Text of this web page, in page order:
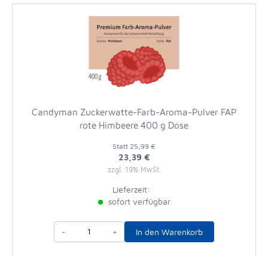
Candyman Zuckerwatte-Farb-Aroma-Pulver FAP
rote Himbeere 400 g Dose
Statt 25,99 €
23,39 €
zzgl. 19% MwSt.
Lieferzeit:
sofort verfügbar
- + In den Warenkorb